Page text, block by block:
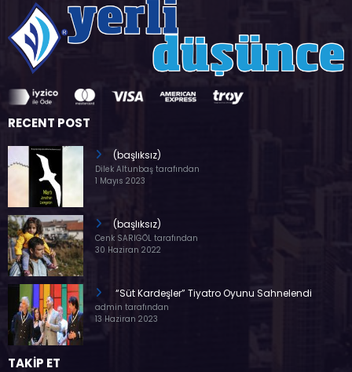
RECENT POST
(başlıksız)
Dilek Altunbaş tarafından
1 Mayıs 2023
(başlıksız)
Cenk SARIGÖL tarafından
30 Haziran 2022
“Süt Kardeşler” Tiyatro Oyunu Sahnelendi
admin tarafından
13 Haziran 2023
TAKİP ET